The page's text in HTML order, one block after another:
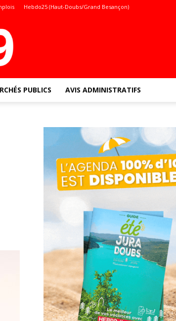
Hebdo25 (Haut-Doubs/Grand Besançon)
PUBLICS AVIS ADMINISTRATIFS